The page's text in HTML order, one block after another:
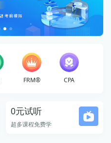
FRM® CPA
0元试听
超多课程免费学